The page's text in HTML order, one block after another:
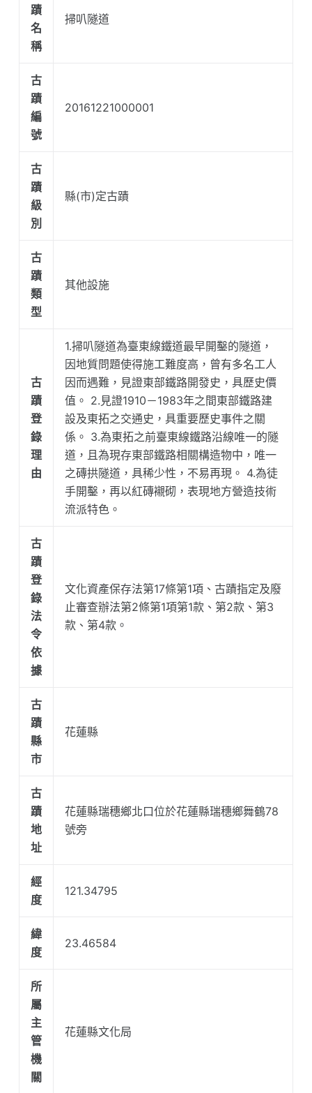
蹟
名
稱
掃叭隧道
古
蹟
編
號
20161221000001
古
蹟
級
別
縣(市)定古蹟
古
蹟
類
型
其他設施
古
蹟
登
錄
理
由
1.掃叭隧道為臺東線鐵道最早開鑿的隧道，
因地質問題使得施工難度高，曾有多名工人
因而遇難，見證東部鐵路開發史，具歷史價
值。 2.見證1910－1983年之間東部鐵路建
設及東拓之交通史，具重要歷史事件之關
係。 3.為東拓之前臺東線鐵路沿線唯一的隧
道，且為現存東部鐵路相關構造物中，唯一
之磚拱隧道，具稀少性，不易再現。 4.為徒
手開鑿，再以紅磚襯砌，表現地方營造技術
流派特色。
古
蹟
登
錄
法
令
依
據
文化資產保存法第17條第1項、古蹟指定及廢
止審查辦法第2條第1項第1款、第2款、第3
款、第4款。
古
蹟
縣
市
花蓮縣
古
蹟
地
址
花蓮縣瑞穗鄉北口位於花蓮縣瑞穗鄉舞鶴78
號旁
經
度
121.34795
緯
度
23.46584
所
屬
主
管
機
關
花蓮縣文化局